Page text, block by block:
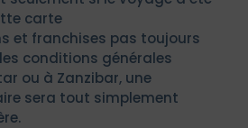
carte
et franchises pas toujours
conditions générales
ou à Zanzibar, une
sera tout simplement